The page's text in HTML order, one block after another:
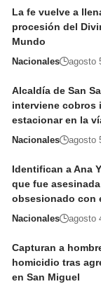
La fe vuelve a
procesión del
Mundo
Nacionales agosto
Alcaldía de San
interviene cobros
estacionar en la
Nacionales agosto
Identifican a Ana
que fue
obsesionado con
Nacionales agosto
Capturan a
homicidio tras
en San Miguel